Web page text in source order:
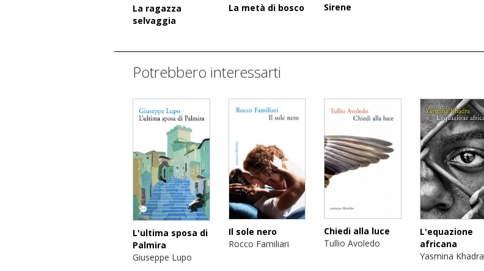
La ragazza
selvaggia
La metà di bosco Sirene
Potrebbero interessarti
L'ultima sposa di
Palmira
Giuseppe Lupo
Il sole nero
Rocco Familiari
Chiedi alla luce
Tullio Avoledo
L'equazione
africana
Yasmina Khadra